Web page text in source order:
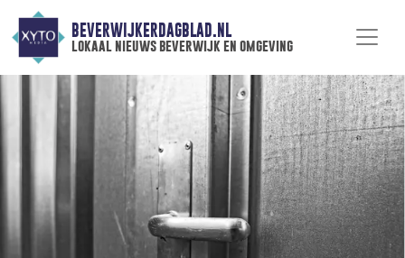
BEVERWIJKERDAGBLAD.NL
lokaal nieuws beverwijk en omgeving